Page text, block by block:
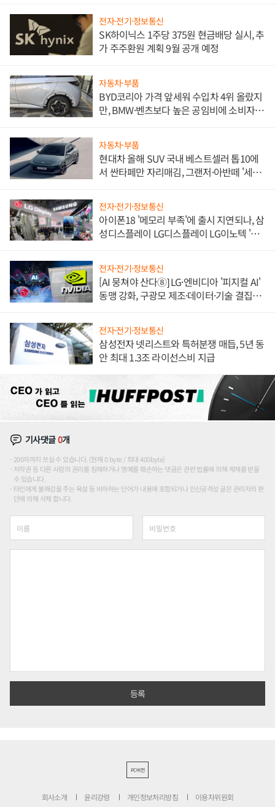
전자·전기·정보통신
SK하이닉스 1주당 375원 현금배당 실시, 추
가 주주환원 계획 9월 공개 예정
자동차·부품
BYD코리아 가격 앞세워 수입차 4위 올랐지
만, BMW·벤츠보다 높은 공임비에 소비자
자동차·부품
현대차 올해 SUV 국내 베스트셀러 톱10에
서 싼타페만 자리매김, 그랜저·아반떼 '세단
전자·전기·정보통신
아이폰18 '메모리 부족'에 출시 지연되나, 삼
성디스플레이 LG디스플레이 LG이노텍 '탈
전자·전기·정보통신
[AI 뭉쳐야 산다⑧] LG·엔비디아 '피지컬 AI'
동맹 강화, 구광모 제조·데이터·기술 결집
전자·전기·정보통신
삼성전자 넷리스트와 특허분쟁 매듭, 5년 동
안 최대 1.3조 라이선스비 지급
기사댓글0개
200자까지 쓰실 수 있습니다. (현재 0 byte / 최대 400byte)
저작권 등 다른 사람의 권리를 침해하거나 명예를 훼손하는 댓글은 관련 법률에 의해 제재를 받을
수 있습니다.
타인에게 불쾌감을 주는 욕설 등 비하하는 단어가 내용에 포함되거나 인신공격성 글은 관리자의 판
단에 의해 삭제 합니다.
PC버전
회사소개 윤리강령 개인정보처리방침 이용자위원회